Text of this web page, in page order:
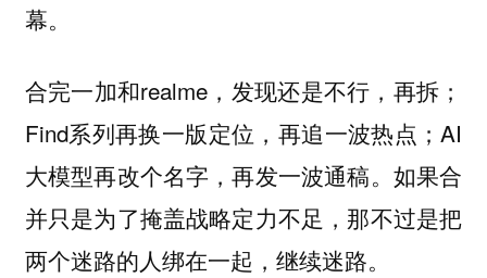
幕。
合完一加和realme，发现还是不行，再拆；
Find系列再换一版定位，再追一波热点；AI
大模型再改个名字，再发一波通稿。 如果合
并只是为了掩盖战略定力不足，那不过是把
两个迷路的人绑在一起，继续迷路。